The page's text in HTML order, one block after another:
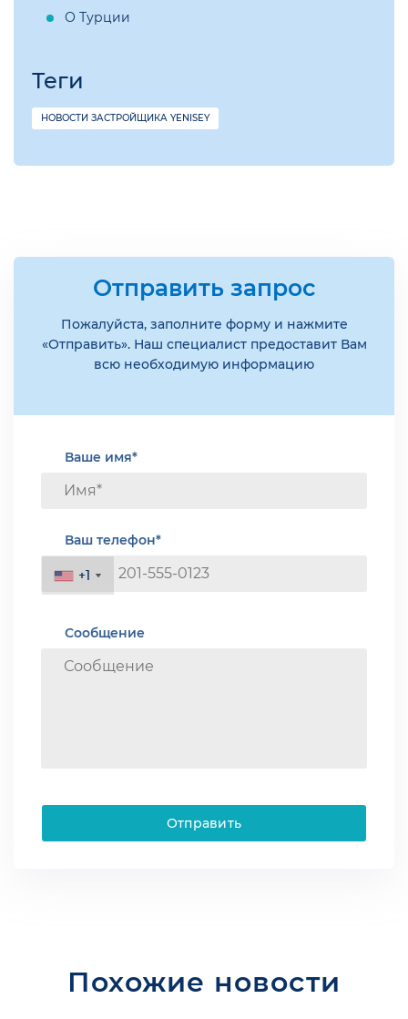
О Турции
Теги
НОВОСТИ ЗАСТРОЙЩИКА YENISEY
Отправить запрос
Пожалуйста, заполните форму и нажмите
«Отправить». Наш специалист предоставит Вам
всю необходимую информацию
Ваше имя*
Ваш телефон*
+1
+1
Сообщение
Отправить
Похожие новости